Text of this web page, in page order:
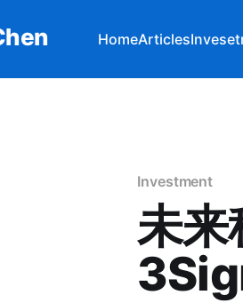
HomeArticles
Investment
未来